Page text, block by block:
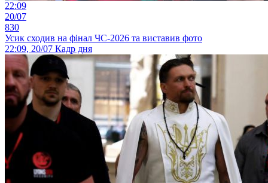
22:09
20/07
830
Усик сходив на фінал ЧС-2026 та виставив фото
22:09, 20/07 Кадр дня